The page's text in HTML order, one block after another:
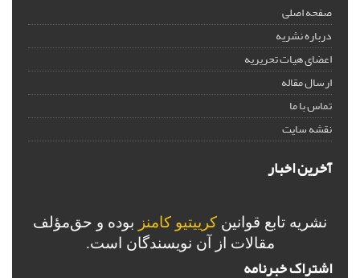
صفحه اصلی
درباره نشریه
اعضای هیات تحریریه
ارسال مقاله
تماس با ما
نقشه سایت
آخرین اخبار
نشریه تابع قوانین کرییتیو کامنز بوده و حق‌مؤلف
مقالات از آن نویسندگان است.
اشتراک خبرنامه